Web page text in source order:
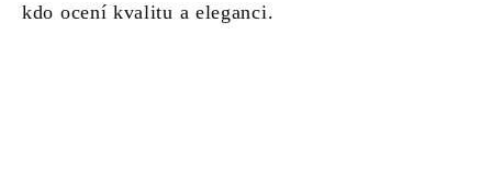
kdo ocení kvalitu a eleganci.